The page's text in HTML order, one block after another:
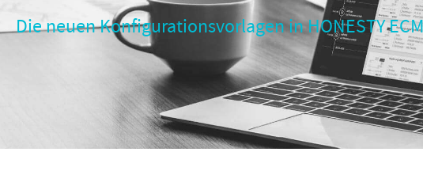
Die neuen Konfigurationsvorlagen in HONESTY ECM